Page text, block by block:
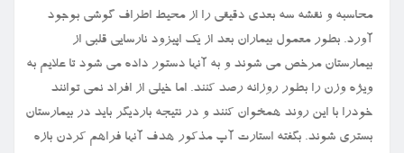
محاسبه و نقشه سه بعدی دقیقی را از محیط اطراف گوشی بوجود
آورد. بطور معمول بیماران بعد از یک اپیزود نارسایی قلبی از
بیمارستان مرخص می شوند و به آنها دستور داده می شود تا علایم به
ویژه وزن را بطور روزانه رصد کنند. اما خیلی از افراد نمی توانند
خودرا با این روند همخوان کنند و در نتیجه باردیگر باید در بیمارستان
بستری شوند. بگفته استارت آپ مذکور هدف آنها فراهم کردن بازه